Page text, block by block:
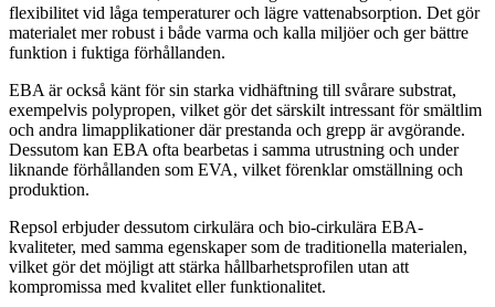
flexibilitet vid låga temperaturer och lägre vattenabsorption. Det gör
materialet mer robust i både varma och kalla miljöer och ger bättre
funktion i fuktiga förhållanden.
EBA är också känt för sin starka vidhäftning till svårare substrat,
exempelvis polypropen, vilket gör det särskilt intressant för smältlim
och andra limapplikationer där prestanda och grepp är avgörande.
Dessutom kan EBA ofta bearbetas i samma utrustning och under
liknande förhållanden som EVA, vilket förenklar omställning och
produktion.
Repsol erbjuder dessutom cirkulära och bio-cirkulära EBA-
kvaliteter, med samma egenskaper som de traditionella materialen,
vilket gör det möjligt att stärka hållbarhetsprofilen utan att
kompromissa med kvalitet eller funktionalitet.